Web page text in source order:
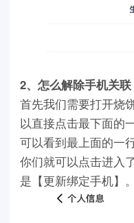
2、怎么解除手机关联
首先我们需要打开烧
以直接点击最下面的
可以看到最上面的一
你们就可以点击进入
是【更新绑定手机】。